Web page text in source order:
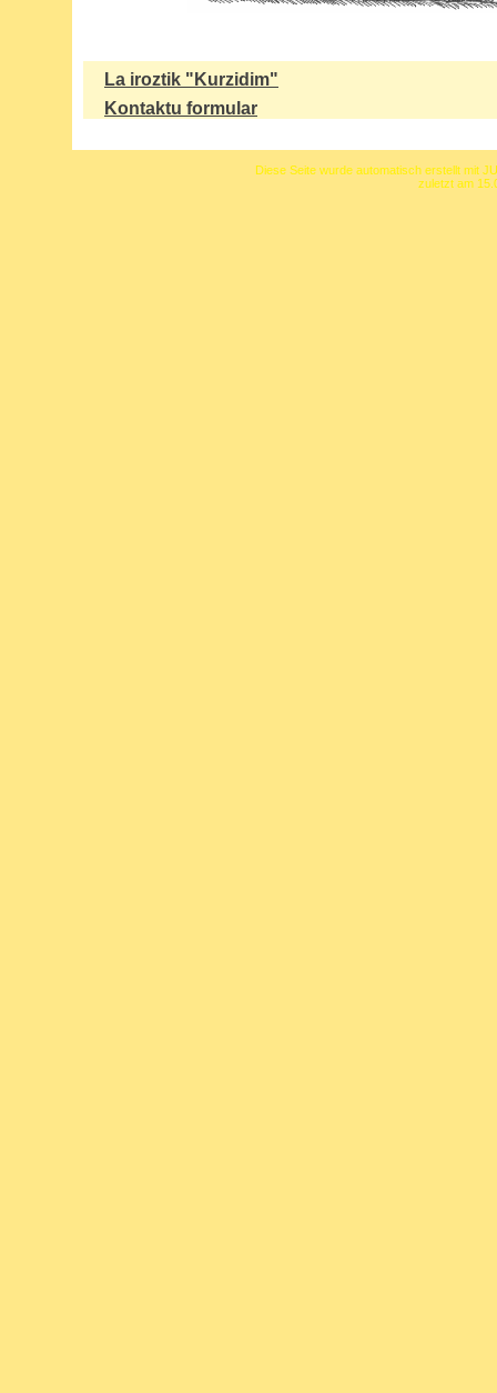
La iroztik "Kurzidim"
Kontaktu formular
Diese Seite wurde automatisch erstellt mit
zuletzt am